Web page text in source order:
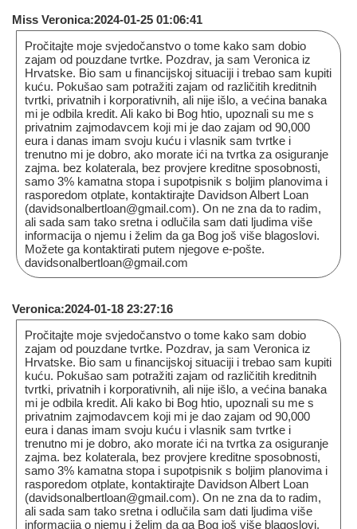
Miss Veronica:2024-01-25 01:06:41
Pročitajte moje svjedočanstvo o tome kako sam dobio
zajam od pouzdane tvrtke. Pozdrav, ja sam Veronica iz
Hrvatske. Bio sam u financijskoj situaciji i trebao sam kupiti
kuću. Pokušao sam potražiti zajam od različitih kreditnih
tvrtki, privatnih i korporativnih, ali nije išlo, a većina banaka
mi je odbila kredit. Ali kako bi Bog htio, upoznali su me s
privatnim zajmodavcem koji mi je dao zajam od 90,000
eura i danas imam svoju kuću i vlasnik sam tvrtke i
trenutno mi je dobro, ako morate ići na tvrtka za osiguranje
zajma. bez kolaterala, bez provjere kreditne sposobnosti,
samo 3% kamatna stopa i supotpisnik s boljim planovima i
rasporedom otplate, kontaktirajte Davidson Albert Loan
(davidsonalbertloan@gmail.com). On ne zna da to radim,
ali sada sam tako sretna i odlučila sam dati ljudima više
informacija o njemu i želim da ga Bog još više blagoslovi.
Možete ga kontaktirati putem njegove e-pošte.
davidsonalbertloan@gmail.com
Veronica:2024-01-18 23:27:16
Pročitajte moje svjedočanstvo o tome kako sam dobio
zajam od pouzdane tvrtke. Pozdrav, ja sam Veronica iz
Hrvatske. Bio sam u financijskoj situaciji i trebao sam kupiti
kuću. Pokušao sam potražiti zajam od različitih kreditnih
tvrtki, privatnih i korporativnih, ali nije išlo, a većina banaka
mi je odbila kredit. Ali kako bi Bog htio, upoznali su me s
privatnim zajmodavcem koji mi je dao zajam od 90,000
eura i danas imam svoju kuću i vlasnik sam tvrtke i
trenutno mi je dobro, ako morate ići na tvrtka za osiguranje
zajma. bez kolaterala, bez provjere kreditne sposobnosti,
samo 3% kamatna stopa i supotpisnik s boljim planovima i
rasporedom otplate, kontaktirajte Davidson Albert Loan
(davidsonalbertloan@gmail.com). On ne zna da to radim,
ali sada sam tako sretna i odlučila sam dati ljudima više
informacija o njemu i želim da ga Bog još više blagoslovi.